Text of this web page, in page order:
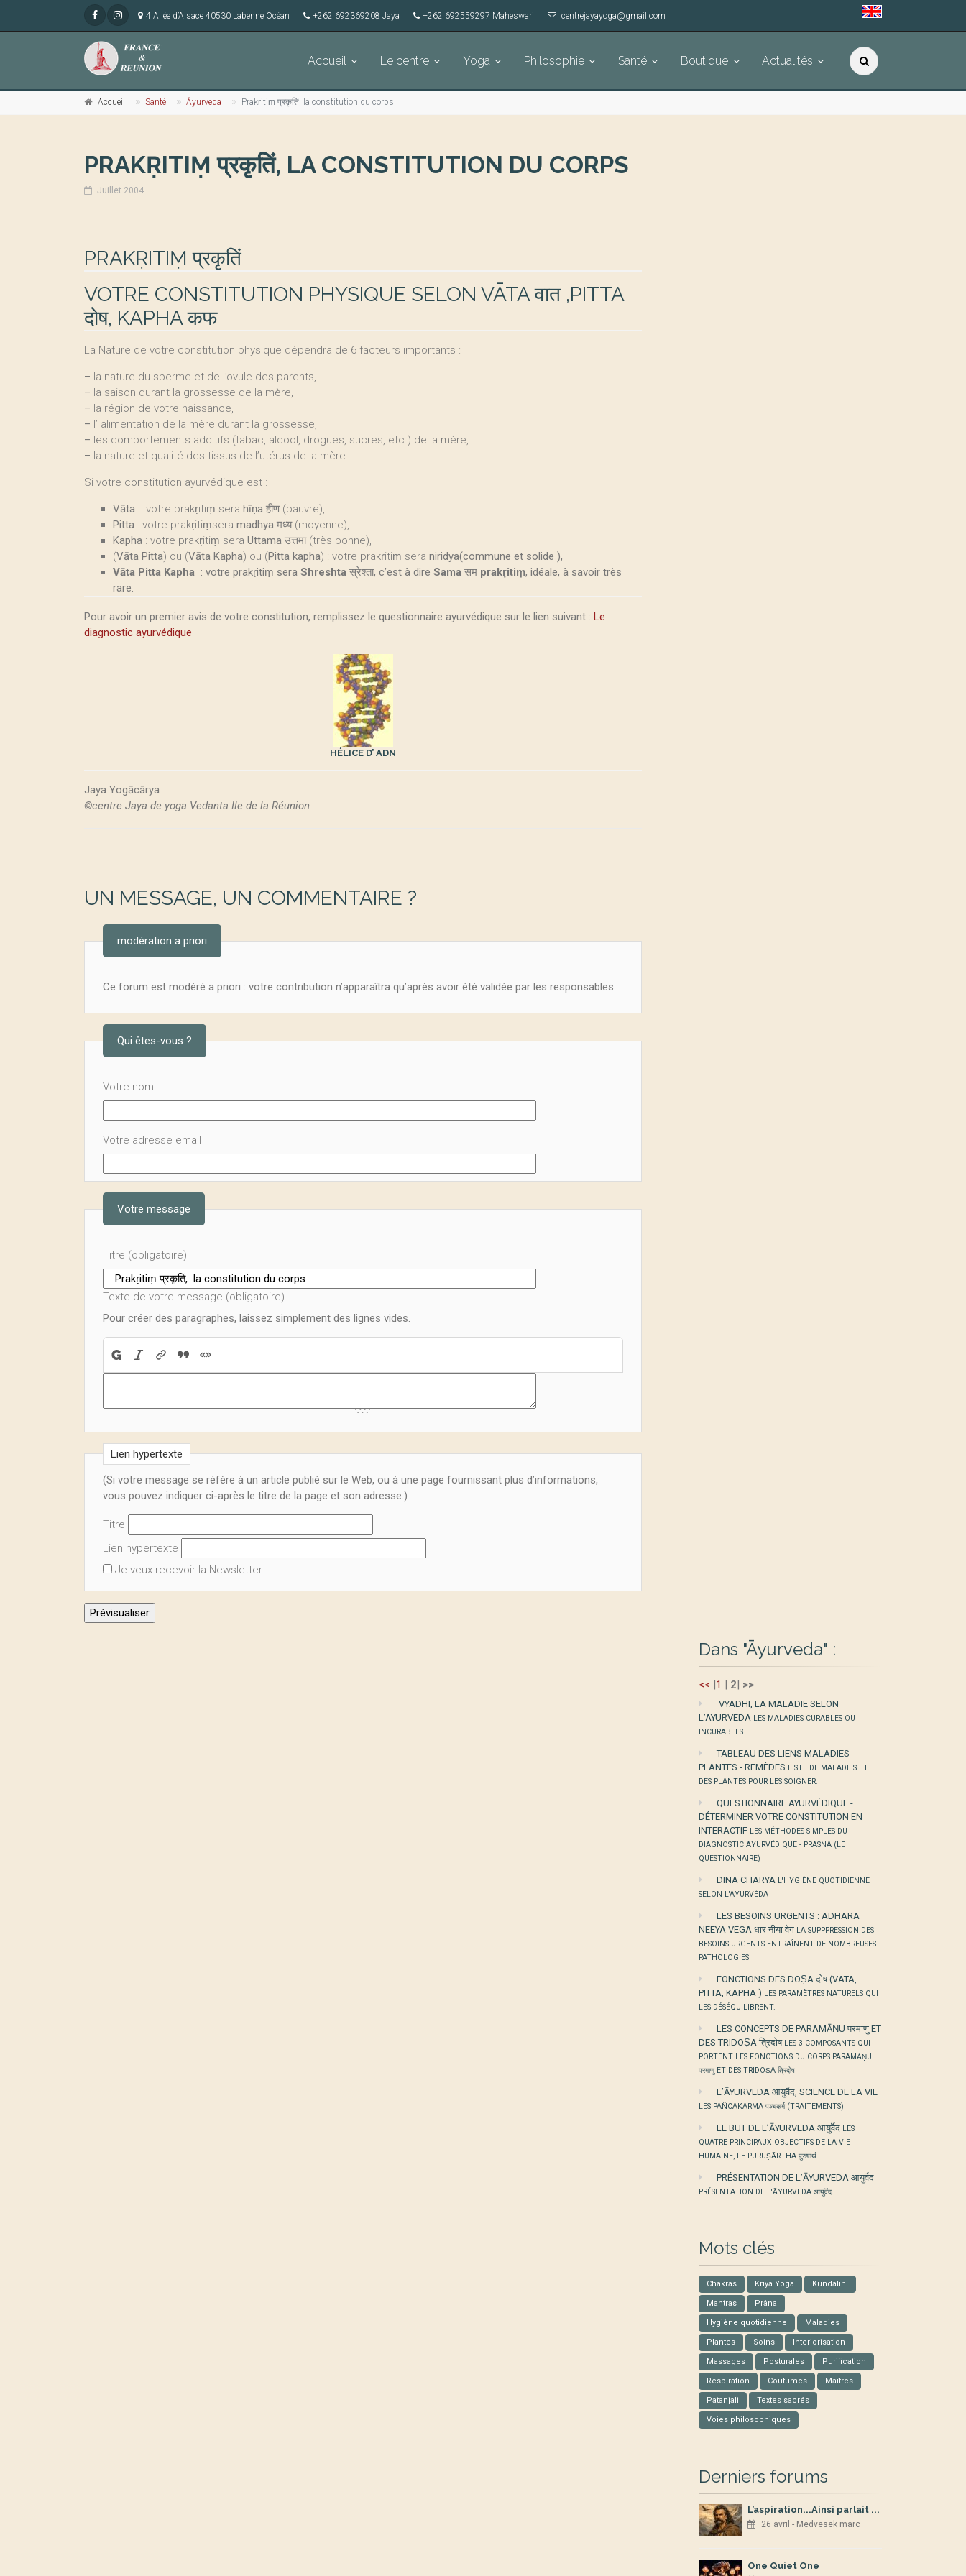
4 Allée d’Alsace 40530 Labenne Océan +262 692369208 Jaya +262 692559297 Maheswari centrejayayoga@gmail.com
Accueil Le centre Yoga Philosophie Santé Boutique Actualités
Accueil Santé Āyurveda Prakṛitiṃ प्रकृतिं, la constitution du corps
PRAKṚITIṂ प्रकृतिं, LA CONSTITUTION DU CORPS
Juillet 2004
PRAKṚITIṂ प्रकृतिं
VOTRE CONSTITUTION PHYSIQUE SELON VĀTA वात ,PITTA
दोष, KAPHA कफ
La Nature de votre constitution physique dépendra de 6 facteurs importants :
– la nature du sperme et de l’ovule des parents,
– la saison durant la grossesse de la mère,
– la région de votre naissance,
– l’ alimentation de la mère durant la grossesse,
– les comportements additifs (tabac, alcool, drogues, sucres, etc.) de la mère,
– la nature et qualité des tissus de l’utérus de la mère.
Si votre constitution ayurvédique est :
Vāta : votre prakṛitiṃ sera hīṇa हीण (pauvre),
Pitta : votre prakṛitiṃsera madhya मध्य (moyenne),
Kapha : votre prakṛitiṃ sera Uttama उत्तमा (très bonne),
(Vāta Pitta) ou (Vāta Kapha) ou (Pitta kapha) : votre prakṛitiṃ sera niridya(commune et solide ),
Vāta Pitta Kapha : votre prakṛitiṃ sera Shreshta स्रेश्ता, c’est à dire Sama सम prakṛitiṃ, idéale, à savoir très
rare.
Pour avoir un premier avis de votre constitution, remplissez le questionnaire ayurvédique sur le lien suivant : Le
diagnostic ayurvédique
HÉLICE D’ ADN
Jaya Yogācārya
©centre Jaya de yoga Vedanta Ile de la Réunion
UN MESSAGE, UN COMMENTAIRE ?
modération a priori
Ce forum est modéré a priori : votre contribution n’apparaîtra qu’après avoir été validée par les responsables.
Qui êtes-vous ?
Votre nom
Votre adresse email
Votre message
Titre (obligatoire)
Texte de votre message (obligatoire)
Pour créer des paragraphes, laissez simplement des lignes vides.
Lien hypertexte
(Si votre message se réfère à un article publié sur le Web, ou à une page fournissant plus d’informations,
vous pouvez indiquer ci-après le titre de la page et son adresse.)
Titre
Lien hypertexte
Je veux recevoir la Newsletter
Dans "Āyurveda" :
<< |1 | 2| >>
VYADHI, LA MALADIE SELON
L’AYURVEDA LES MALADIES CURABLES OU
INCURABLES...
TABLEAU DES LIENS MALADIES -
PLANTES - REMÈDES LISTE DE MALADIES ET
DES PLANTES POUR LES SOIGNER.
QUESTIONNAIRE AYURVÉDIQUE -
DÉTERMINER VOTRE CONSTITUTION EN
INTERACTIF LES MÉTHODES SIMPLES DU
DIAGNOSTIC AYURVÉDIQUE - PRASNA (LE
QUESTIONNAIRE)
DINA CHARYA L'HYGIÈNE QUOTIDIENNE
SELON L'AYURVÉDA
LES BESOINS URGENTS : ADHARA
NEEYA VEGA धार नीया वेग LA SUPPPRESSION DES
BESOINS URGENTS ENTRAÎNENT DE NOMBREUSES
PATHOLOGIES
FONCTIONS DES DOṢA दोष (VATA,
PITTA, KAPHA ) LES PARAMÈTRES NATURELS QUI
LES DÉSÉQUILIBRENT.
LES CONCEPTS DE PARAMĀṆU परमाणु ET
DES TRIDOṢA त्रिदोष LES 3 COMPOSANTS QUI
PORTENT LES FONCTIONS DU CORPS PARAMĀṆU
परमाणु ET DES TRIDOṢA त्रिदोष
L’ĀYURVEDA आयुर्वॆद, SCIENCE DE LA VIE
LES PAÑCAKARMA पञ्चकर्म (TRAITEMENTS)
LE BUT DE L’ĀYURVEDA आयुर्वॆद LES
QUATRE PRINCIPAUX OBJECTIFS DE LA VIE
HUMAINE, LE PURUṢĀRTHA पुरुषार्थ.
PRÉSENTATION DE L’ĀYURVEDA आयुर्वॆद
PRÉSENTATION DE L'ĀYURVEDA आयुर्वॆद
Mots clés
Chakras Kriya Yoga Kundalini
Mantras Prâna
Hygiène quotidienne Maladies
Plantes Soins Interiorisation
Massages Posturales Purification
Respiration Coutumes Maîtres
Patanjali Textes sacrés
Voies philosophiques
Derniers forums
L’aspiration...Ainsi parlait ...
26 avril - Medvesek marc
One Quiet One